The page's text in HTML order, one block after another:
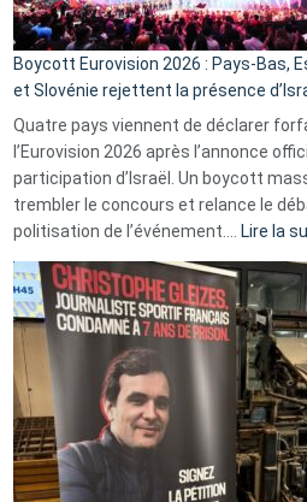
Boycott Eurovision 2026 : Pays-Bas,
et Slovénie rejettent la présence
Quatre pays viennent de déclarer
l’Eurovision 2026 après l’annonce
participation d’Israël. Un boycott
trembler le concours et relance le
politisation de l’événement.…
Lire la